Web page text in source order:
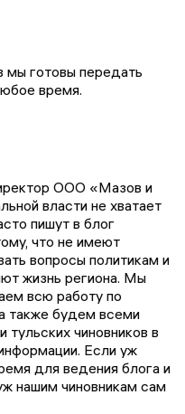
мы готовы передать
время.
ООО «Мазов и
власти не хватает
пишут в блог
что не имеют
вопросы политикам и
жизнь региона. Мы
всю работу по
также будем всеми
тульских чиновников в
Если уж
для ведения блога и
нашим чиновникам сам